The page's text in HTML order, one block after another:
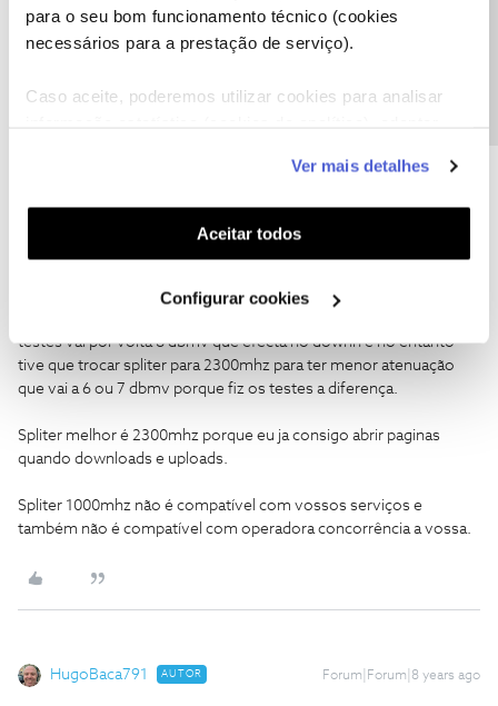
para o seu bom funcionamento técnico (cookies
necessários para a prestação de serviço).
Caso aceite, poderemos utilizar cookies para analisar
funcionalidades (cookies de personalização e
funcionalidade) e adaptar anúncios aos seus interesses
(cookies de publicidade personalizada). Pode gerir a
utilização dos cookies clicando em "Configurar
Ver mais detalhes
Aceitar todos
Configurar cookies
Ser cliente NOS pode não ser fácil, mas a cada obstáculo
quem se propõem ajudar sem nada em troca... nem mesmo um
Forum|Forum|8 years ago
Bom dia, todos os spliter 1000mhz esta efectar ao vosso
testes vai por volta 8 dbmv que efecta no downn e no entanto
tive que trocar spliter para 2300mhz para ter menor atenuação
que vai a 6 ou 7 dbmv porque fiz os testes a diferença.
Spliter melhor é 2300mhz porque eu ja consigo abrir paginas
quando downloads e uploads.
Spliter 1000mhz não é compatível com vossos serviços e
também não é compatível com operadora concorrência a vossa.
HugoBaca791 AUTOR Forum|Forum|8 years ago